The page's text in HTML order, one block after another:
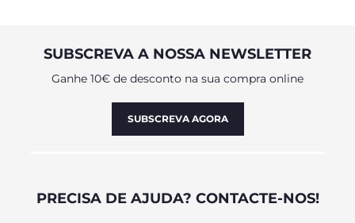
SUBSCREVA A NOSSA NEWSLETTER
Ganhe 10€ de desconto na sua compra online
SUBSCREVA AGORA
PRECISA DE AJUDA? CONTACTE-NOS!